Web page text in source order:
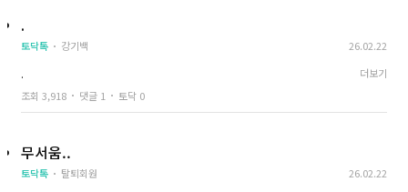
그리고 제가 남자였다면 새벽이라도 임신사실을 알게됐을때 당장 달려가서
같이 있어줬을텐데 다음날 점심때 온대요..
평소 다정하고 섬세한 스타일이 아닌건 알았지만 그래도 서로 결혼 생각중인
사이였는데 저는 이번 일로 많은 실망을 하게됐고 앞으로 남친을 어떻게 대해
야 할지 걱정입니다.
임신중절 후 남친과의 관계는 어떻게 됐나요??ㅠㅠ
.
토닥톡 강기백 26.02.22
.
더보기
조회 3,918
댓글 1 토닥 0
무서움..
토닥톡 탈퇴회원 26.02.22